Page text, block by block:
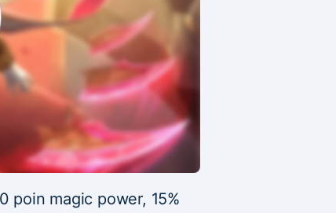
poin magic power, 15%